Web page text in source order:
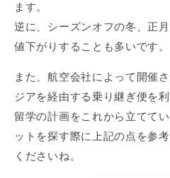
ます。
逆に、シーズンオフの冬、正
値下がりすることも多いです。
また、航空会社によって開催
ジアを経由する乗り継ぎ便を
留学の計画をこれから立てて
ットを探す際に上記の点を参
くださいね。